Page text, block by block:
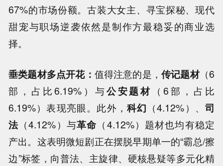
67%的市场份额。古装大女主、寻宝探秘、现代
甜宠与职场逆袭依然是制作方最稳妥的商业选
择。
垂类题材多点开花： 值得注意的是，传记题材（6
部，占比6.19%）与公安题材 （6部，占比
6.19%）表现亮眼。此外， 科幻 （4.12%）、 司
法 （4.12%）与革命 （4.12%）题材也均有稳定
产出。这表明微短剧正在摆脱早期单一的“霸总/擦
边”标签，向普法、主旋律、硬核悬疑等多元化精